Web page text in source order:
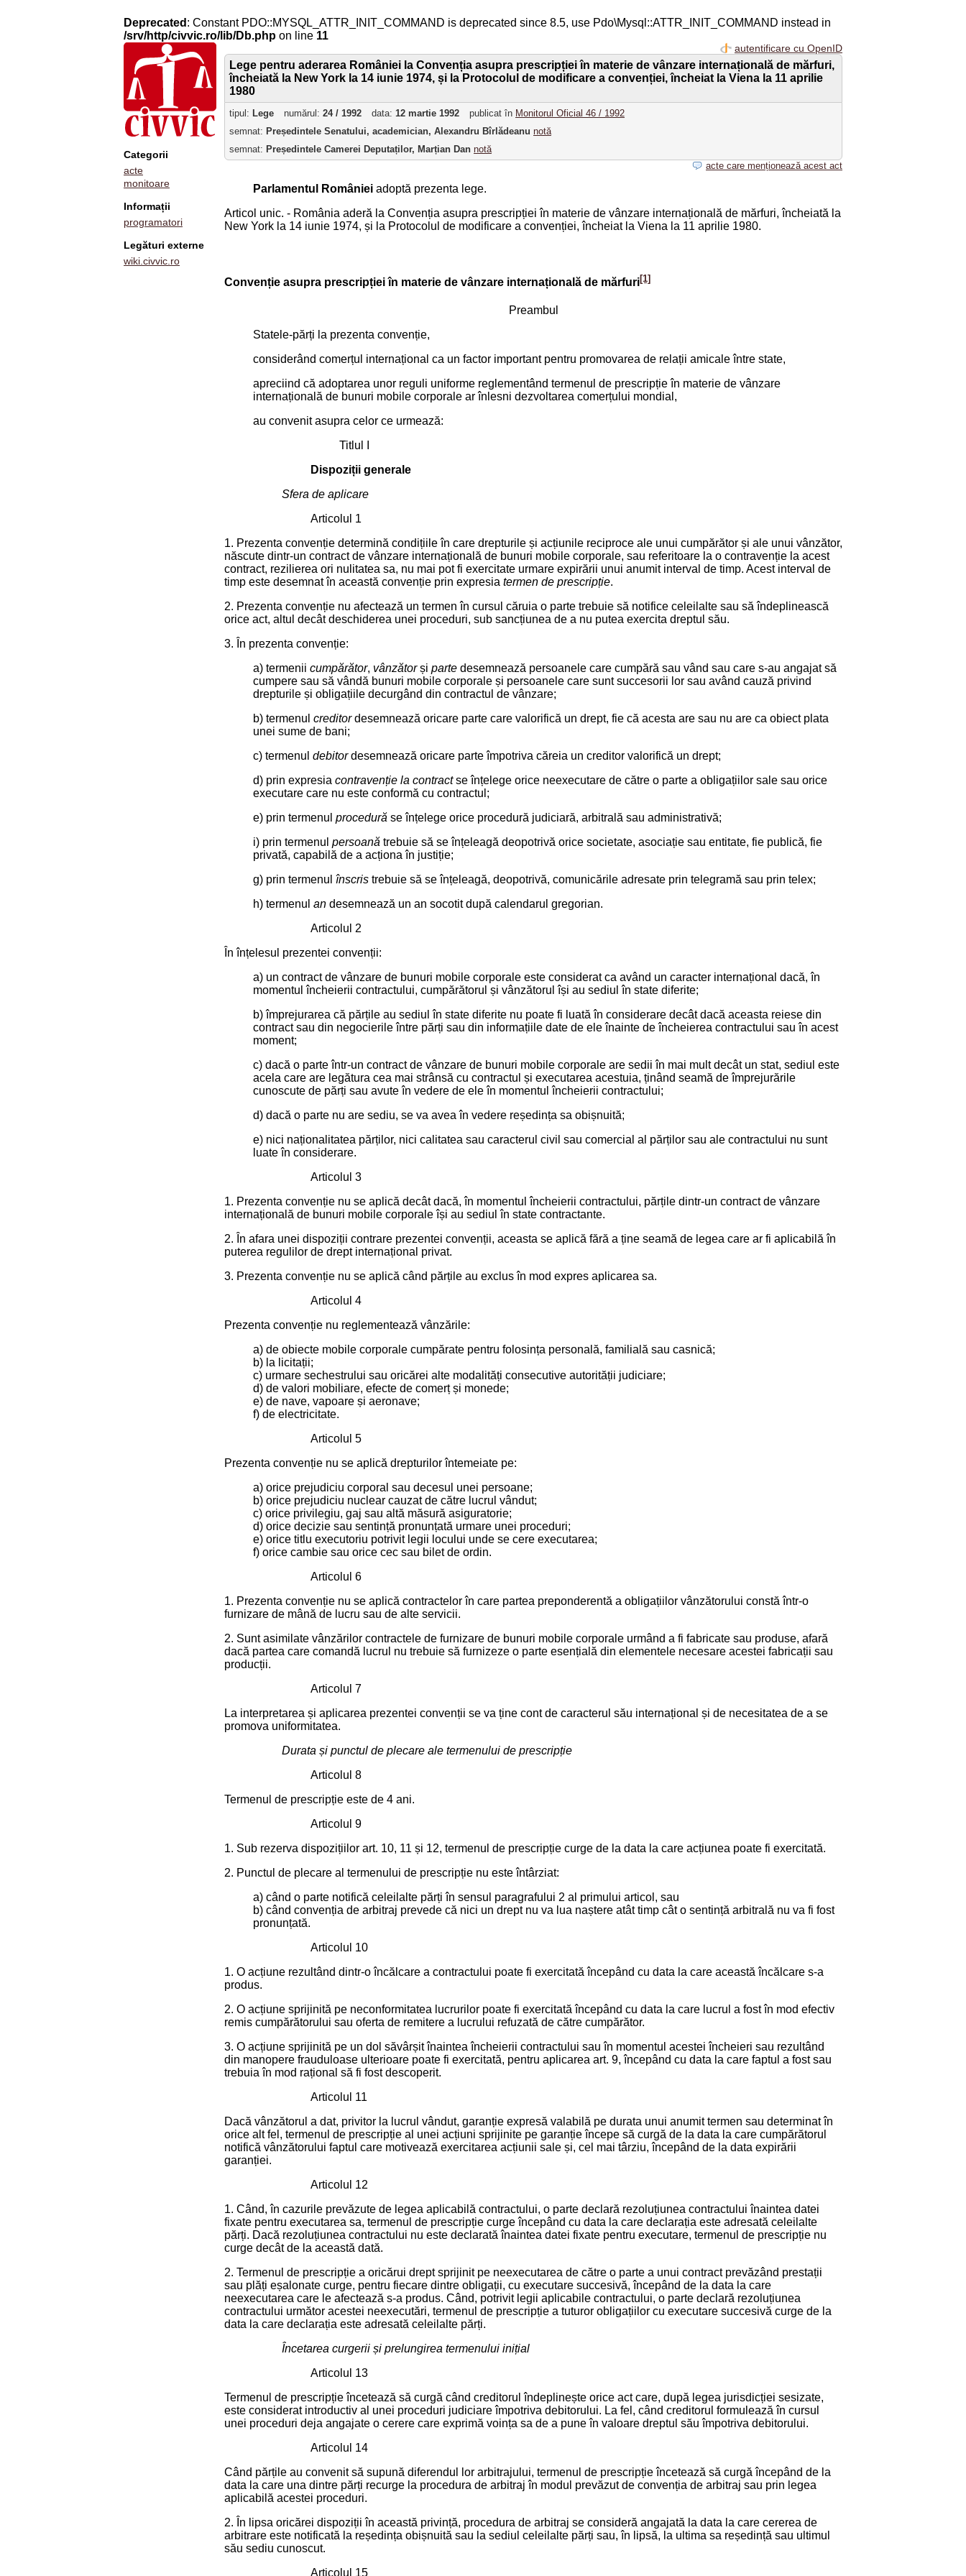
Deprecated : Constant PDO::MYSQL_ATTR_INIT_COMMAND is deprecated since 8.5, use Pdo\Mysql::ATTR_INIT_COMMAND instead in
/srv/http/civvic.ro/lib/Db.php on line 11
Categorii
acte
monitoare
Informații
programatori
Legături externe
wiki.civvic.ro
autentificare cu OpenID
Lege pentru aderarea României la Convenția asupra prescripției în materie de vânzare internațională de mărfuri,
încheiată la New York la 14 iunie 1974, și la Protocolul de modificare a convenției, încheiat la Viena la 11 aprilie
1980
tipul: Lege numărul: 24 / 1992 data: 12 martie 1992 publicat în Monitorul Oficial 46 / 1992
semnat: Președintele Senatului, academician, Alexandru Bîrlădeanu notă
semnat: Președintele Camerei Deputaților, Marțian Dan notă
acte care menționează acest act
Parlamentul României adoptă prezenta lege.
Articol unic. - România aderă la Convenția asupra prescripției în materie de vânzare internațională de mărfuri, încheiată la
New York la 14 iunie 1974, și la Protocolul de modificare a convenției, încheiat la Viena la 11 aprilie 1980.
Convenție asupra prescripției în materie de vânzare internațională de mărfuri[1]
Preambul
Statele-părți la prezenta convenție,
considerând comerțul internațional ca un factor important pentru promovarea de relații amicale între state,
apreciind că adoptarea unor reguli uniforme reglementând termenul de prescripție în materie de vânzare
internațională de bunuri mobile corporale ar înlesni dezvoltarea comerțului mondial,
au convenit asupra celor ce urmează:
Titlul I
Dispoziții generale
Sfera de aplicare
Articolul 1
1. Prezenta convenție determină condițiile în care drepturile și acțiunile reciproce ale unui cumpărător și ale unui vânzător,
născute dintr-un contract de vânzare internațională de bunuri mobile corporale, sau referitoare la o contravenție la acest
contract, rezilierea ori nulitatea sa, nu mai pot fi exercitate urmare expirării unui anumit interval de timp. Acest interval de
timp este desemnat în această convenție prin expresia termen de prescripție.
2. Prezenta convenție nu afectează un termen în cursul căruia o parte trebuie să notifice celeilalte sau să îndeplinească
orice act, altul decât deschiderea unei proceduri, sub sancțiunea de a nu putea exercita dreptul său.
3. În prezenta convenție:
a) termenii cumpărător, vânzătorși parte desemnează persoanele care cumpără sau vând sau care s-au angajat să
cumpere sau să vândă bunuri mobile corporale și persoanele care sunt succesorii lor sau având cauză privind
drepturile și obligațiile decurgând din contractul de vânzare;
b) termenul creditordesemnează oricare parte care valorifică un drept, fie că acesta are sau nu are ca obiect plata
unei sume de bani;
c) termenul debitordesemnează oricare parte împotriva căreia un creditor valorifică un drept;
d) prin expresia contravenție la contractse înțelege orice neexecutare de către o parte a obligațiilor sale sau orice
executare care nu este conformă cu contractul;
e) prin termenul procedură se înțelege orice procedură judiciară, arbitrală sau administrativă;
i) prin termenul persoană trebuie să se înțeleagă deopotrivă orice societate, asociație sau entitate, fie publică, fie
privată, capabilă de a acționa în justiție;
g) prin termenul înscris trebuie să se înțeleagă, deopotrivă, comunicările adresate prin telegramă sau prin telex;
h) termenul an desemnează un an socotit după calendarul gregorian.
Articolul 2
În înțelesul prezentei convenții:
a) un contract de vânzare de bunuri mobile corporale este considerat ca având un caracter internațional dacă, în
momentul încheierii contractului, cumpărătorul și vânzătorul își au sediul în state diferite;
b) împrejurarea că părțile au sediul în state diferite nu poate fi luată în considerare decât dacă aceasta reiese din
contract sau din negocierile între părți sau din informațiile date de ele înainte de încheierea contractului sau în acest
moment;
c) dacă o parte într-un contract de vânzare de bunuri mobile corporale are sedii în mai mult decât un stat, sediul este
acela care are legătura cea mai strânsă cu contractul și executarea acestuia, ținând seamă de împrejurările
cunoscute de părți sau avute în vedere de ele în momentul încheierii contractului;
d) dacă o parte nu are sediu, se va avea în vedere reședința sa obișnuită;
e) nici naționalitatea părților, nici calitatea sau caracterul civil sau comercial al părților sau ale contractului nu sunt
luate în considerare.
Articolul 3
1. Prezenta convenție nu se aplică decât dacă, în momentul încheierii contractului, părțile dintr-un contract de vânzare
internațională de bunuri mobile corporale își au sediul în state contractante.
2. În afara unei dispoziții contrare prezentei convenții, aceasta se aplică fără a ține seamă de legea care ar fi aplicabilă în
puterea regulilor de drept internațional privat.
3. Prezenta convenție nu se aplică când părțile au exclus în mod expres aplicarea sa.
Articolul 4
Prezenta convenție nu reglementează vânzările:
a) de obiecte mobile corporale cumpărate pentru folosința personală, familială sau casnică;
b) la licitații;
c) urmare sechestrului sau oricărei alte modalități consecutive autorității judiciare;
d) de valori mobiliare, efecte de comerț și monede;
e) de nave, vapoare și aeronave;
f) de electricitate.
Articolul 5
Prezenta convenție nu se aplică drepturilor întemeiate pe:
a) orice prejudiciu corporal sau decesul unei persoane;
b) orice prejudiciu nuclear cauzat de către lucrul vândut;
c) orice privilegiu, gaj sau altă măsură asiguratorie;
d) orice decizie sau sentință pronunțată urmare unei proceduri;
e) orice titlu executoriu potrivit legii locului unde se cere executarea;
f) orice cambie sau orice cec sau bilet de ordin.
Articolul 6
1. Prezenta convenție nu se aplică contractelor în care partea preponderentă a obligațiilor vânzătorului constă într-o
furnizare de mână de lucru sau de alte servicii.
2. Sunt asimilate vânzărilor contractele de furnizare de bunuri mobile corporale urmând a fi fabricate sau produse, afară
dacă partea care comandă lucrul nu trebuie să furnizeze o parte esențială din elementele necesare acestei fabricații sau
producții.
Articolul 7
La interpretarea și aplicarea prezentei convenții se va ține cont de caracterul său internațional și de necesitatea de a se
promova uniformitatea.
Durata și punctul de plecare ale termenului de prescripție
Articolul 8
Termenul de prescripție este de 4 ani.
Articolul 9
1. Sub rezerva dispozițiilor art. 10, 11 și 12, termenul de prescripție curge de la data la care acțiunea poate fi exercitată.
2. Punctul de plecare al termenului de prescripție nu este întârziat:
a) când o parte notifică celeilalte părți în sensul paragrafului 2 al primului articol, sau
b) când convenția de arbitraj prevede că nici un drept nu va lua naștere atât timp cât o sentință arbitrală nu va fi fost
pronunțată.
Articolul 10
1. O acțiune rezultând dintr-o încălcare a contractului poate fi exercitată începând cu data la care această încălcare s-a
produs.
2. O acțiune sprijinită pe neconformitatea lucrurilor poate fi exercitată începând cu data la care lucrul a fost în mod efectiv
remis cumpărătorului sau oferta de remitere a lucrului refuzată de către cumpărător.
3. O acțiune sprijinită pe un dol săvârșit înaintea încheierii contractului sau în momentul acestei încheieri sau rezultând
din manopere frauduloase ulterioare poate fi exercitată, pentru aplicarea art. 9, începând cu data la care faptul a fost sau
trebuia în mod rațional să fi fost descoperit.
Articolul 11
Dacă vânzătorul a dat, privitor la lucrul vândut, garanție expresă valabilă pe durata unui anumit termen sau determinat în
orice alt fel, termenul de prescripție al unei acțiuni sprijinite pe garanție începe să curgă de la data la care cumpărătorul
notifică vânzătorului faptul care motivează exercitarea acțiunii sale și, cel mai târziu, începând de la data expirării
garanției.
Articolul 12
1. Când, în cazurile prevăzute de legea aplicabilă contractului, o parte declară rezoluțiunea contractului înaintea datei
fixate pentru executarea sa, termenul de prescripție curge începând cu data la care declarația este adresată celeilalte
părți. Dacă rezoluțiunea contractului nu este declarată înaintea datei fixate pentru executare, termenul de prescripție nu
curge decât de la această dată.
2. Termenul de prescripție a oricărui drept sprijinit pe neexecutarea de către o parte a unui contract prevăzând prestații
sau plăți eșalonate curge, pentru fiecare dintre obligații, cu executare succesivă, începând de la data la care
neexecutarea care le afectează s-a produs. Când, potrivit legii aplicabile contractului, o parte declară rezoluțiunea
contractului următor acestei neexecutări, termenul de prescripție a tuturor obligațiilor cu executare succesivă curge de la
data la care declarația este adresată celeilalte părți.
Încetarea curgerii și prelungirea termenului inițial
Articolul 13
Termenul de prescripție încetează să curgă când creditorul îndeplinește orice act care, după legea jurisdicției sesizate,
este considerat introductiv al unei proceduri judiciare împotriva debitorului. La fel, când creditorul formulează în cursul
unei proceduri deja angajate o cerere care exprimă voința sa de a pune în valoare dreptul său împotriva debitorului.
Articolul 14
Când părțile au convenit să supună diferendul lor arbitrajului, termenul de prescripție încetează să curgă începând de la
data la care una dintre părți recurge la procedura de arbitraj în modul prevăzut de convenția de arbitraj sau prin legea
aplicabilă acestei proceduri.
2. În lipsa oricărei dispoziții în această privință, procedura de arbitraj se consideră angajată la data la care cererea de
arbitrare este notificată la reședința obișnuită sau la sediul celeilalte părți sau, în lipsă, la ultima sa reședință sau ultimul
său sediu cunoscut.
Articolul 15